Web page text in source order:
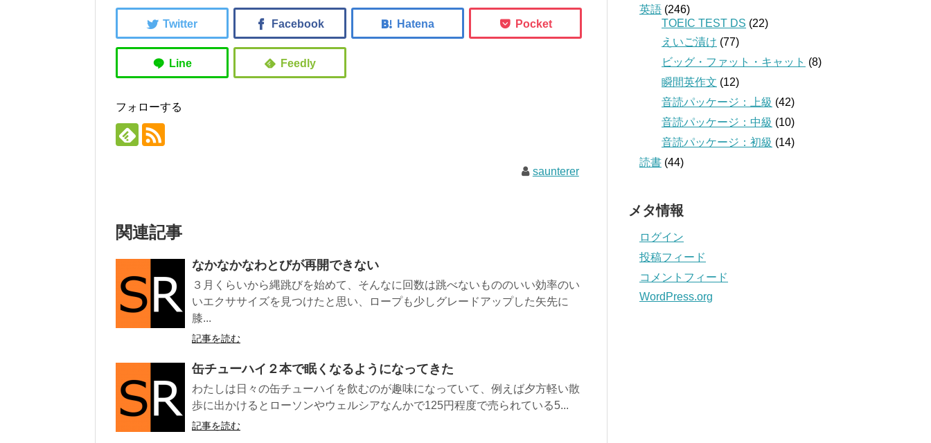
フォローする
saunterer
関連記事
なかなかなわとびが再開できない
３月くらいから縄跳びを始めて、そんなに回数は跳べないもののいい効率のい
いエクササイズを見つけたと思い、ロープも少しグレードアップした矢先に
膝...
記事を読む
缶チューハイ２本で眠くなるようになってきた
わたしは日々の缶チューハイを飲むのが趣味になっていて、例えば夕方軽い散
歩に出かけるとローソンやウェルシアなんかで125円程度で売られている5...
記事を読む
英語 (246)
TOEIC TEST DS (22)
えいご漬け (77)
ビッグ・ファット・キャット (8)
瞬間英作文 (12)
音読パッケージ：上級 (42)
音読パッケージ：中級 (10)
音読パッケージ：初級 (14)
読書 (44)
メタ情報
ログイン
投稿フィード
コメントフィード
WordPress.org